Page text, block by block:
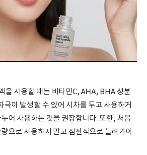
을 사용할 때는 비타민C, AHA, BHA 성분
극이 발생할 수 있어 시차를 두고 사용하거
어 사용하는 것을 권장합니다. 또한, 처음
으로 사용하지 말고 점진적으로 늘려가야